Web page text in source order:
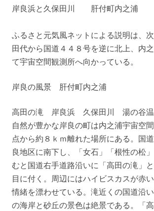
岸良浜と久保田川 肝付町内之浦
ふるさと元気風ネットによる説明は、
田代から国道４４８号を逆に北上、内
て宇宙空間観測所へ向かっている。
岸良の風景 肝付町内之浦
高田の滝 岸良浜 久保田川 湯の谷温
自然が豊かな岸良の町は内之浦宇宙空
点から約８ｋｍ離れた場所にある。国
良地区に南下し、「女石」「根性の松
むと国道右手道路沿いに「高田の滝」
目に付く。周辺にはハイビスカスが赤
情緒を漂わせている。滝近くの国道沿
の海岸と砂丘の景色は絶景である。「